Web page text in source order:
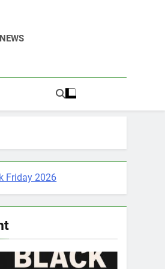
Friday 2026